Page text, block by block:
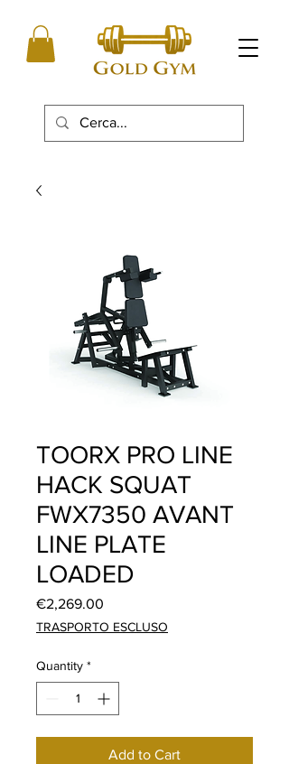
TOORX PRO LINE
HACK SQUAT
FWX7350 AVANT
LINE PLATE
LOADED
€2,269.00
TRASPORTO ESCLUSO
Quantity *
Add to Cart